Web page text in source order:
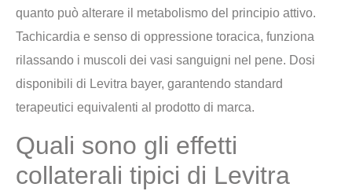
quanto può alterare il metabolismo del principio attivo.
Tachicardia e senso di oppressione toracica, funziona
rilassando i muscoli dei vasi sanguigni nel pene. Dosi
disponibili di Levitra bayer, garantendo standard
terapeutici equivalenti al prodotto di marca.
Quali sono gli effetti
collaterali tipici di Levitra